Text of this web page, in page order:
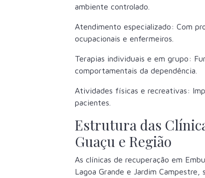
ambiente controlado.
Atendimento especializado: Com
ocupacionais e enfermeiros.
Terapias individuais e em grupo:
comportamentais da dependência.
Atividades físicas e recreativas:
pacientes.
Estrutura das
Guaçu e Região
As clínicas de recuperação em
Lagoa Grande e Jardim